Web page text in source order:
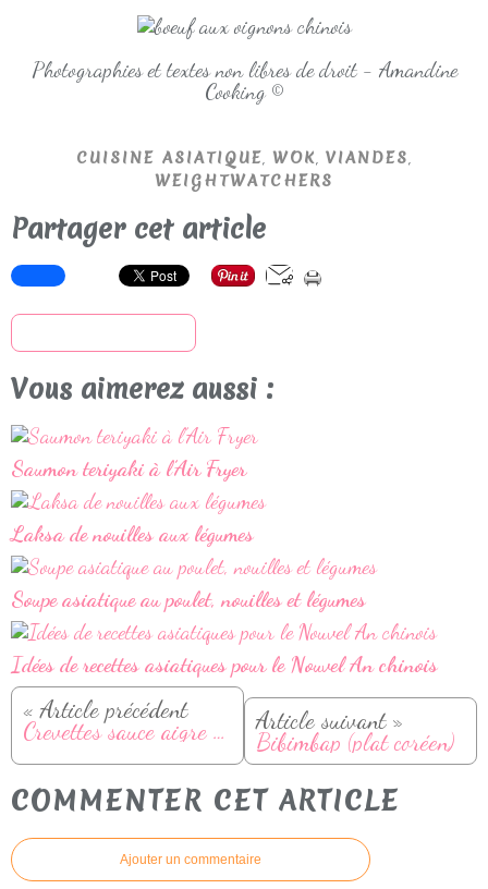
Photographies et textes non libres de droit - Amandine
Cooking ©
CUISINE ASIATIQUE, WOK, VIANDES,
WEIGHTWATCHERS
Partager cet article
Vous aimerez aussi :
Saumon teriyaki à l’Air Fryer
Laksa de nouilles aux légumes
Soupe asiatique au poulet, nouilles et légumes
Idées de recettes asiatiques pour le Nouvel An chinois
« Article précédent
Crevettes sauce aigre douce Article suivant »
Bibimbap (plat coréen)
COMMENTER CET ARTICLE
Ajouter un commentaire